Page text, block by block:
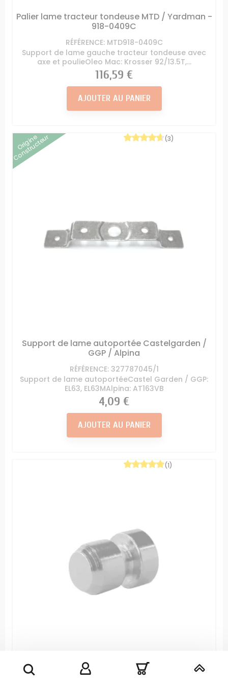
Palier lame tracteur tondeuse MTD / Yardman -
918-0409C
RÉFÉRENCE: MTD918-0409C
Support de lame gauche tracteur tondeuse avec
axe et poulieOleo Mac: Krosser 92/13.5T,...
Prix
116,59 €
AJOUTER AU PANIER
Origine
Constructeur
Support de lame autoportée Castelgarden /
GGP / Alpina
RÉFÉRENCE: 327787045/1
Support de lame autoportéeCastel Garden / GGP:
EL63, EL63MAlpina: AT163VB
(3)
Prix
4,09 €
AJOUTER AU PANIER
Pion sécurité support lame tracteur tondeuse
(1)